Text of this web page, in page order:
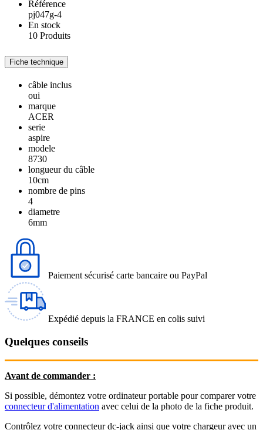
Référence
pj047g-4
En stock
10 Produits
Fiche technique
câble inclus
oui
marque
ACER
serie
aspire
modele
8730
longueur du câble
10cm
nombre de pins
4
diametre
6mm
Paiement sécurisé carte bancaire ou PayPal
Expédié depuis la FRANCE en colis suivi
Quelques conseils
Avant de commander :
Si possible, démontez votre ordinateur portable pour comparer votre
connecteur d'alimentation avec celui de la photo de la fiche produit.
Contrôlez votre connecteur dc-jack ainsi que votre chargeur avec un